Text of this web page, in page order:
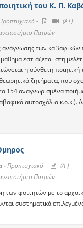
του Κ. Π.
-
(A+)
Πατρών
των καβαφικών
εστιάζεται στη
η σύνθετη
ζητήματα, που
154 αναγνωρισμένα
αυτοσχόλια κ.ο.κ.).
-Προπτυχιακό -
(A-)
Πατρών
των φοιτητών με το
συστηματικά